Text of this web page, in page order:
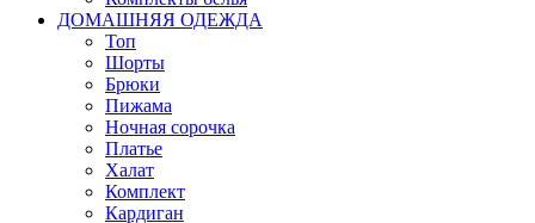
ДОМАШНЯЯ ОДЕЖДА
Топ
Шорты
Брюки
Пижама
Ночная сорочка
Платье
Халат
Комплект
Кардиган